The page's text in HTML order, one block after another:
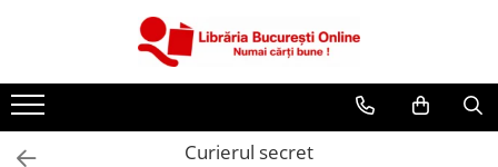
Artă și Enciclopedii
Beletristică
Curierul secret